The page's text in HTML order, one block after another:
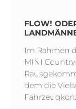
FLOW!
Im Rahmen
MINI
dem die